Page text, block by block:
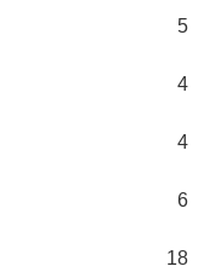
5
4
4
6
18